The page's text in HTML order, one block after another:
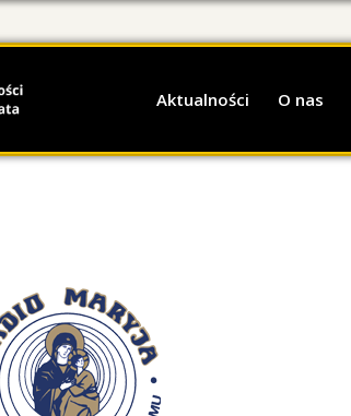
Aktualności O nas